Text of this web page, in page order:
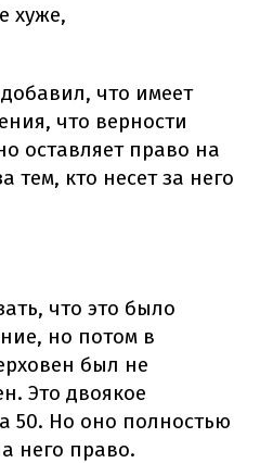
хуже,
что имеет
что верности
оставляет право на
тем, кто несет за него
что это было
но потом в
был не
Это двоякое
50. Но оно полностью
него право.